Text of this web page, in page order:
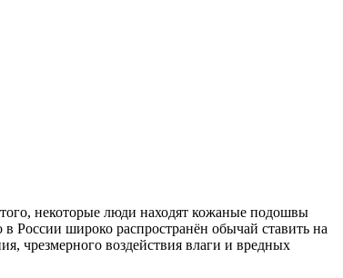
некоторые люди находят кожаные подошвы
России широко распространён обычай ставить на
чрезмерного воздействия влаги и вредных